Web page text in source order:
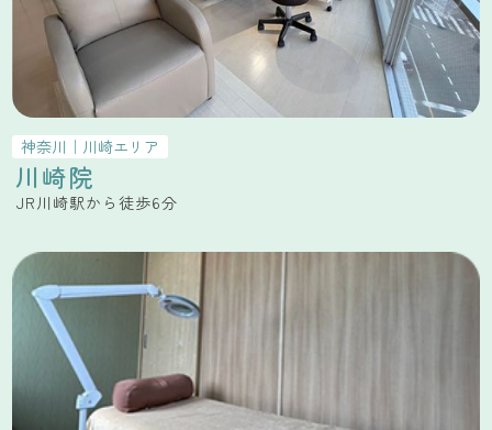
神奈川 ｜ 川崎エリア
川崎院
JR川崎駅から徒歩6分